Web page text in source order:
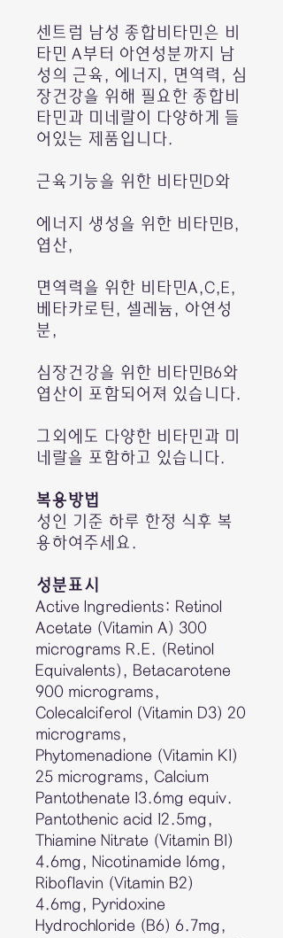
센트럼 남성 종합비타민은 비
타민 A부터 아연성분까지 남
성의 근육, 에너지, 면역력, 심
장건강을 위해 필요한 종합비
타민과 미네랄이 다양하게 들
어있는 제품입니다.
근육기능을 위한 비타민D와
에너지 생성을 위한 비타민B,
엽산,
면역력을 위한 비타민A,C,E,
베타카로틴, 셀레늄, 아연성
분,
심장건강을 위한 비타민B6와
엽산이 포함되어져 있습니다.
그외에도 다양한 비타민과 미
네랄을 포함하고 있습니다.
복용방법
성인 기준 하루 한정 식후 복
용하여주세요.
성분표시
Active Ingredients: Retinol
Acetate (Vitamin A) 300
micrograms R.E. (Retinol
Equivalents), Betacarotene
900 micrograms,
Colecalciferol (Vitamin D3) 20
micrograms,
Phytomenadione (Vitamin K1)
25 micrograms, Calcium
Pantothenate 13.6mg equiv.
Pantothenic acid 12.5mg,
Thiamine Nitrate (Vitamin B1)
4.6mg, Nicotinamide 16mg,
Riboflavin (Vitamin B2)
4.6mg, Pyridoxine
Hydrochloride (B6) 6.7mg,